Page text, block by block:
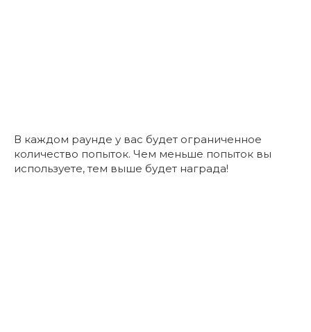
В каждом раунде у вас будет ограниченное
количество попыток. Чем меньше попыток вы
используете, тем выше будет награда!